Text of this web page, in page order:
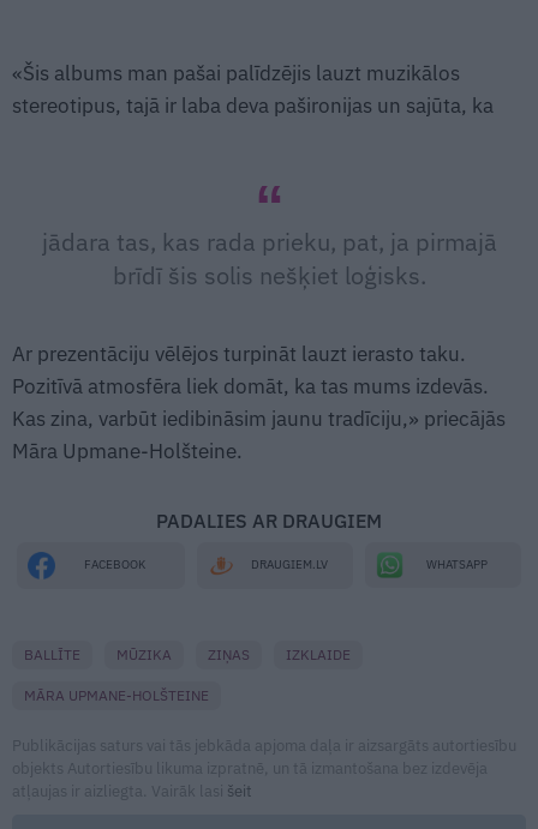
«Šis albums man pašai palīdzējis lauzt muzikālos
stereotipus, tajā ir laba deva pašironijas un sajūta, ka
jādara tas, kas rada prieku, pat, ja pirmajā
brīdī šis solis nešķiet loģisks.
Ar prezentāciju vēlējos turpināt lauzt ierasto taku.
Pozitīvā atmosfēra liek domāt, ka tas mums izdevās.
Kas zina, varbūt iedibināsim jaunu tradīciju,» priecājās
Māra Upmane-Holšteine.
PADALIES AR DRAUGIEM
FACEBOOK DRAUGIEM.LV WHATSAPP
BALLĪTE MŪZIKA ZIŅAS IZKLAIDE
MĀRA UPMANE-HOLŠTEINE
Publikācijas saturs vai tās jebkāda apjoma daļa ir aizsargāts autortiesību
objekts Autortiesību likuma izpratnē, un tā izmantošana bez izdevēja
atļaujas ir aizliegta. Vairāk lasi šeit